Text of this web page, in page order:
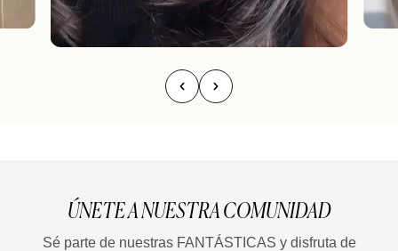
ÚNETE A NUESTRA COMUNIDAD
Sé parte de nuestras FANTÁSTICAS y disfruta de